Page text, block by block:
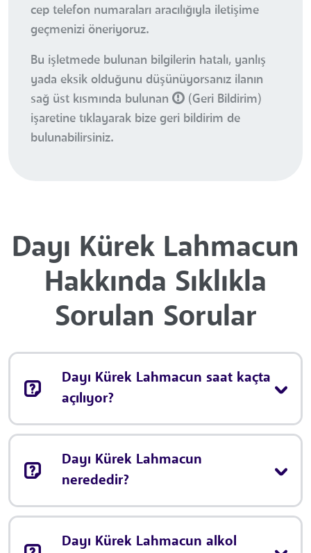
cep telefon numaraları aracılığıyla iletişime
geçmenizi öneriyoruz.
Bu işletmede bulunan bilgilerin hatalı, yanlış
yada eksik olduğunu düşünüyorsanız ilanın
sağ üst kısmında bulunan
(Geri Bildirim)
işaretine tıklayarak bize geri bildirim de
bulunabilirsiniz.
Dayı Kürek Lahmacun
Hakkında Sıklıkla
Sorulan Sorular
Dayı Kürek Lahmacun saat kaçta
açılıyor?
Dayı Kürek Lahmacun
nerededir?
Dayı Kürek Lahmacun alkol